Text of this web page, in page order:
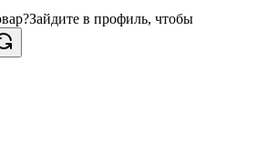
Зайдите в профиль, чтобы